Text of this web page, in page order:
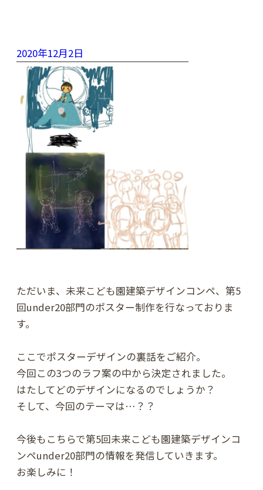
2020年12月2日
ただいま、未来こども園建築デザインコンペ、第5
回under20部門のポスター制作を行なっておりま
す。
ここでポスターデザインの裏話をご紹介。
今回この3つのラフ案の中から決定されました。
はたしてどのデザインになるのでしょうか？
そして、今回のテーマは…？？
今後もこちらで第5回未来こども園建築デザインコ
ンペunder20部門の情報を発信していきます。
お楽しみに！